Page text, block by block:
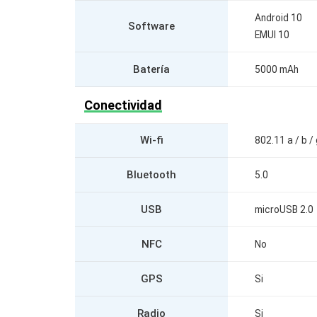
Software
Android 10
EMUI 10
Batería 5000 mAh
Conectividad
Wi-fi 802.11 a / b /
Bluetooth 5.0
USB microUSB 2.0
NFC No
GPS Si
Radio Si